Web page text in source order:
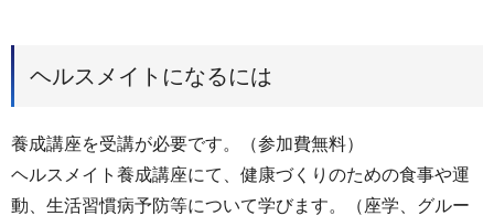
ヘルスメイトになるには
養成講座を受講が必要です。（参加費無料）
ヘルスメイト養成講座にて、健康づくりのための食事や運
動、生活習慣病予防等について学びます。（座学、グルー